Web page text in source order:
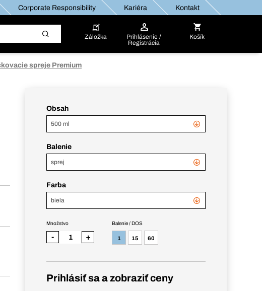
Corporate Responsibility Kariéra Kontakt
Záložka
Prihlásenie /
Registrácia
Košík
spreje Premium
Obsah
500 ml
Balenie
sprej
Farba
biela
Balenie / DOS
1 15 60
Množstvo
- +
Prihlásiť sa a zobraziť ceny